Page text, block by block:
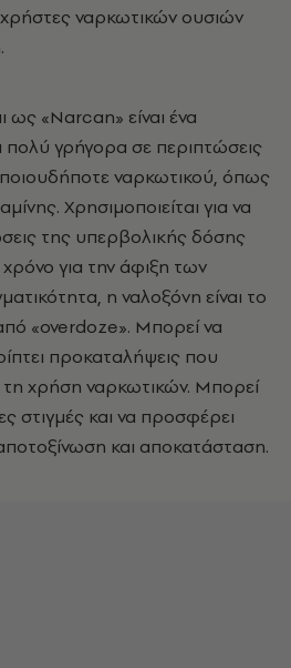
ναρκωτικών ουσιών
«Narcan» είναι ένα
γρήγορα σε περιπτώσεις
ναρκωτικού, όπως
Χρησιμοποιείται για να
της υπερβολικής δόσης
για την άφιξη των
η ναλοξόνη είναι το
«overdoze». Μπορεί να
προκαταλήψεις που
τη χρήση ναρκωτικών. Μπορεί
στιγμές και να προσφέρει
και αποκατάσταση.